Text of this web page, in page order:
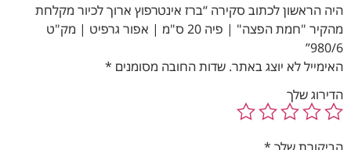
היה הראשון לכתוב סקירה “ברז אינטרפוץ ארוך לכיור מקלחת
מהקיר "חמת הפצה" | פיה 20 ס"מ | אפור גרפיט | מק"ט
980/6”
האימייל לא יוצג באתר. שדות החובה מסומנים *
הדירוג שלך
הביקורת שלך *